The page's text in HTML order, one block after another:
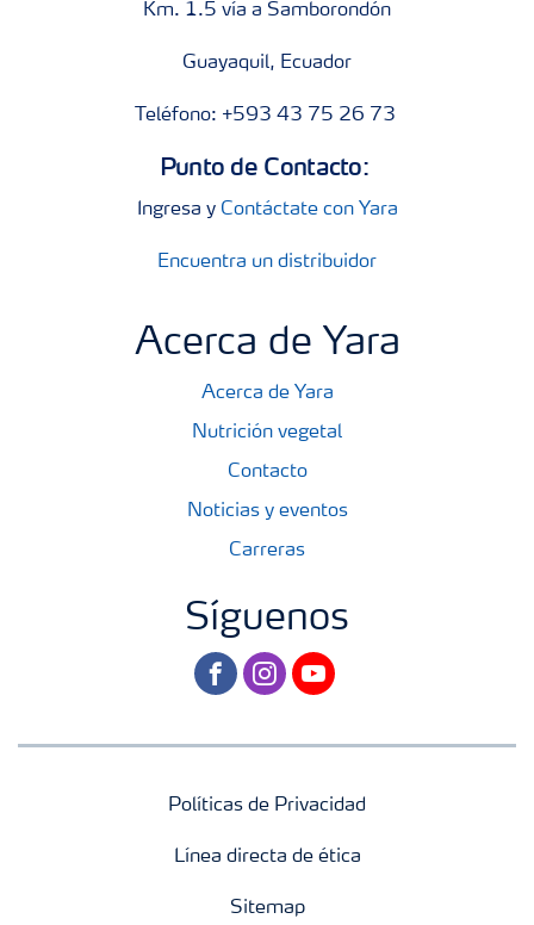
Km. 1.5 vía a Samborondón
Guayaquil, Ecuador
Teléfono: +593 43 75 26 73
Punto de Contacto:
Ingresa y Contáctate con Yara
Encuentra un distribuidor
Acerca de Yara
Acerca de Yara
Nutrición vegetal
Contacto
Noticias y eventos
Carreras
Síguenos
facebookinstagram
youtube
Políticas de Privacidad
Línea directa de ética
Sitemap